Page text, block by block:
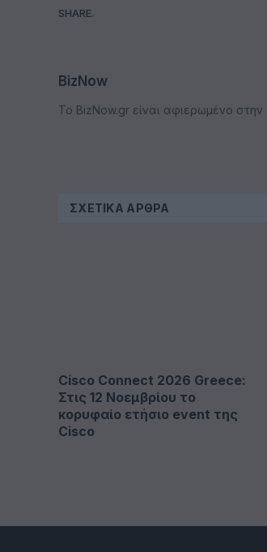
SHARE.
BizNow
Το BizNow.gr είναι αφιερωμένο
ΣΧΕΤΙΚΆ ΆΡΘΡΑ
Cisco Connect 2026 Greece:
Στις 12 Νοεμβρίου το
κορυφαίο ετήσιο event της
Cisco